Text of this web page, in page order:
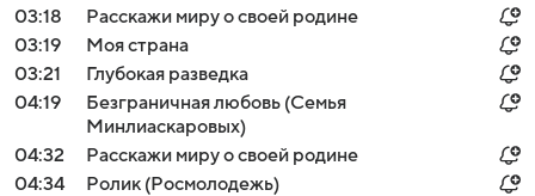
03:18
Расскажи миру о своей родине
03:19
Моя страна
03:21
Глубокая разведка
04:19
Безграничная любовь (Семья
Минлиаскаровых)
04:32
Расскажи миру о своей родине
04:34
Ролик (Росмолодежь)